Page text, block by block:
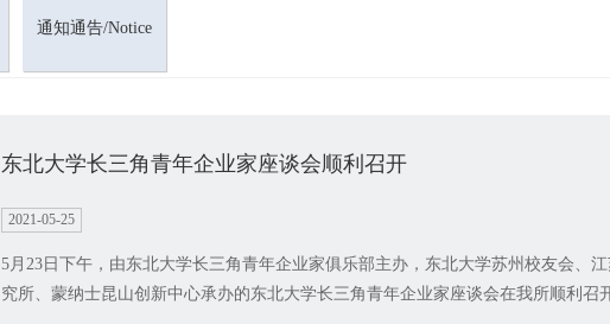
通知通告/Notice
东北大学长三角青年企业家座谈会顺利召开
2021-05-25
5月23日下午，由东北大学长三角青年企业家俱乐部主办，东北大学苏州校友会、
究所、蒙纳士昆山创新中心承办的东北大学长三角青年企业家座谈会在我所顺利召